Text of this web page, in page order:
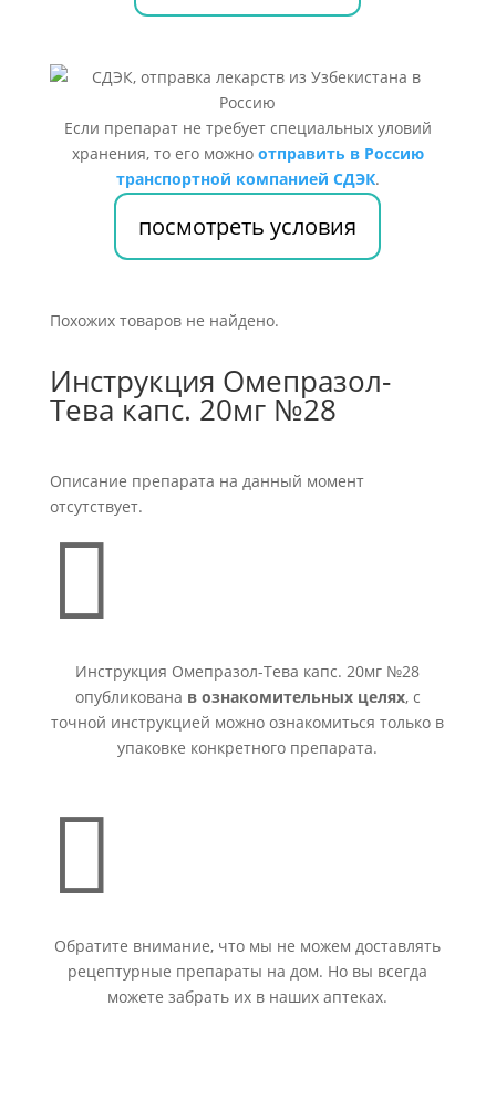
Если препарат не требует специальных уловий
хранения, то его можно отправить в Россию
транспортной компанией СДЭК.
посмотреть условия
Похожих товаров не найдено.
Инструкция Омепразол-
Тева капс. 20мг №28
Описание препарата на данный момент
отсутствует.

Инструкция Омепразол-Тева капс. 20мг №28
опубликована в ознакомительных целях, с
точной инструкцией можно ознакомиться только в
упаковке конкретного препарата.

Обратите внимание, что мы не можем доставлять
рецептурные препараты на дом. Но вы всегда
можете забрать их в наших аптеках.